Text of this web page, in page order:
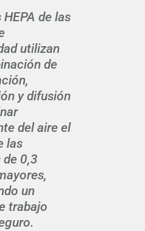
de las
utilizan
de
y difusión
del aire el
las
0,3
un
trabajo